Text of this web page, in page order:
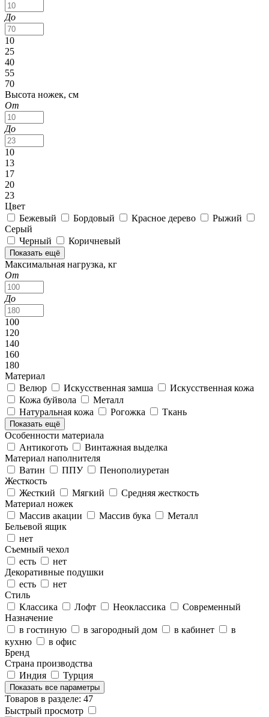
До
10
25
40
55
70
Высота ножек, см
От
До
10
13
17
20
23
Цвет
Бежевый
Бордовый Красное дерево
Рыжий
Серый
Черный
Коричневый
Показать ещё
Максимальная нагрузка, кг
От
До
100
120
140
160
180
Материал
Велюр
Искусственная замша
Искусственная кожа
Кожа буйвола
Металл
Натуральная кожа
Рогожка Ткань
Показать ещё
Особенности материала
Антикоготь
Винтажная выделка
Материал наполнителя
Ватин
ППУ
Пенополиуретан
Жесткость
Жесткий
Мягкий
Средняя жесткость
Материал ножек
Массив акации
Массив бука
Металл
Бельевой ящик
нет
Съемный чехол
есть
нет
Декоративные подушки
есть
нет
Стиль
Классика
Лофт Неоклассика
Современный
Назначение
в гостиную
в загородный дом в кабинет
в
кухню
в офис
Бренд
Страна производства
Индия
Турция
Показать все параметры
Товаров в разделе: 47
Быстрый просмотр